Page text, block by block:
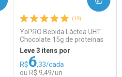
(19)
YoPRO Bebida Láctea UHT
Chocolate 15g de proteínas
250ml
Leve 3 itens por
R$6,33/cada
ou R$ 9,49/un